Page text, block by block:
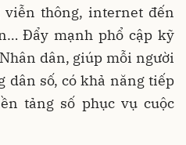
viễn thông, internet đến
Đẩy mạnh phổ cập kỹ
dân, giúp mỗi người
dân số, có khả năng tiếp
tảng số phục vụ cuộc